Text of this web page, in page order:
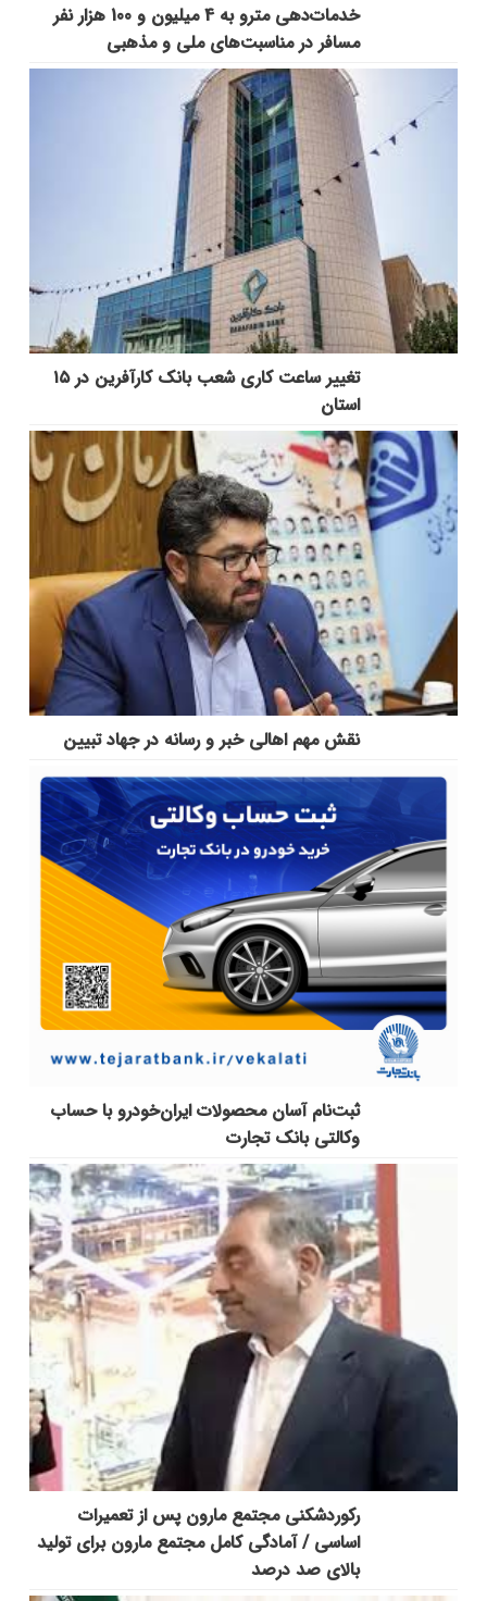
خدمات‌دهي مترو به 4 ميليون و 100 هزار نفر
مسافر در مناسبت‌هاي ملي و مذهبي
تغییر ساعت کاری شعب بانک کارآفرین در ۱۵
استان
نقش مهم اهالی خبر و رسانه در جهاد تبیین
ثبت‌نام آسان محصولات ایران‌خودرو با حساب
وکالتی بانک تجارت
رکوردشکنی مجتمع مارون پس از تعمیرات
اساسی / آمادگی کامل مجتمع مارون برای تولید
بالای صد درصد